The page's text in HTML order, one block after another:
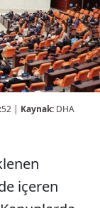
| Kaynak: DHA
içeren